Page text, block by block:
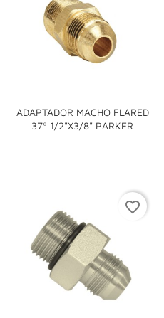
ADAPTADOR MACHO FLARED
37º 1/2"x3/8" PARKER
favorite_border